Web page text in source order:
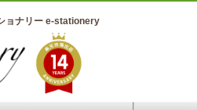
ョナリー e-stationery